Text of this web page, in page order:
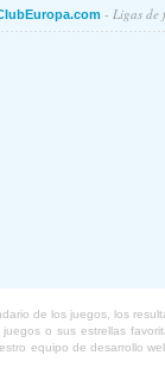
- Ligas de
de los juegos, los
o sus estrellas
equipo de desarrollo